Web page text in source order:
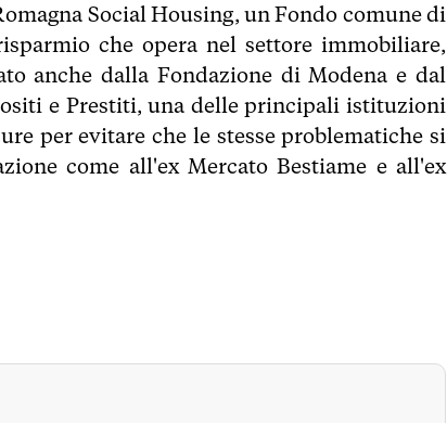
Social Housing, un Fondo comune di
che opera nel settore immobiliare,
anche dalla Fondazione di Modena e dal
e Prestiti, una delle principali istituzioni
per evitare che le stesse problematiche si
come all'ex Mercato Bestiame e all'ex